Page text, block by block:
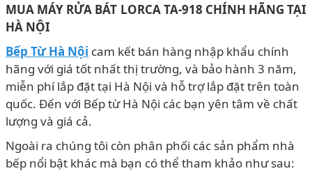
MUA MÁY RỬA BÁT LORCA TA-918 CHÍNH HÃNG TẠI
HÀ NỘI
Bếp Từ Hà Nội cam kết bán hàng nhập khẩu chính
hãng với giá tốt nhất thị trường, và bảo hành 3 năm,
miễn phí lắp đặt tại Hà Nội và hỗ trợ lắp đặt trên toàn
quốc. Đến với Bếp từ Hà Nội các bạn yên tâm về chất
lượng và giá cả.
Ngoài ra chúng tôi còn phân phối các sản phẩm nhà
bếp nổi bật khác mà bạn có thể tham khảo như sau: